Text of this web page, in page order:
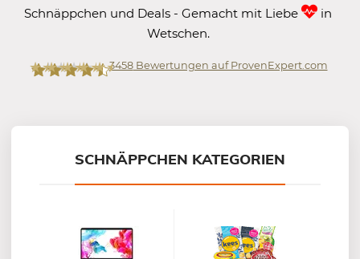
Schnäppchen und Deals - Gemacht mit Liebe
in
Wetschen.
3458Bewertungen auf ProvenExpert.com
SCHNÄPPCHEN KATEGORIEN